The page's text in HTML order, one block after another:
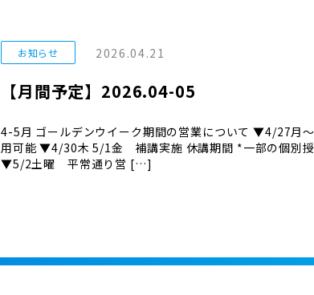
お知らせ 2026.04.21
【月間予定】2026.04-05
4-5月 ゴールデンウイーク期間の営業について ▼4/27月
用可能 ▼4/30木 5/1金 補講実施 休講期間 *一部の個別授
▼5/2土曜 平常通り営 […]